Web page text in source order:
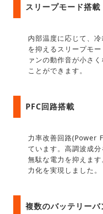
スリープモード搭載
内部温度に応じて、
を抑えるスリープモ
ァンの動作音が小さ
ことができます。
PFC回路搭載
力率改善回路(Power
ています。高調波成
無駄な電力を抑えま
力化を実現しました。
複数のバッテリー